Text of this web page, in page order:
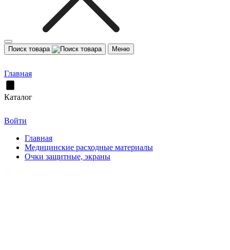
Поиск товара Меню
Главная
Каталог
Войти
Главная
Медицинские расходные материалы
Очки защитные, экраны